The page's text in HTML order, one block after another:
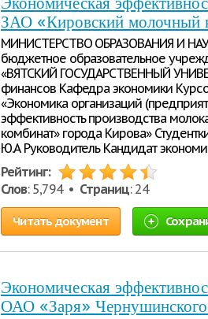
ЗАО «Кировский молочный
МИНИСТЕРСТВО ОБРАЗОВАНИЯ И
бюджетное образовательное
«ВЯТСКИЙ ГОСУДАРСТВЕННЫЙ
финансов Кафедра экономики
«Экономика организаций
эффективность производства
комбинат» города Кирова»
Ю.А Руководитель Кандидат
Рейтинг:
Слов: 5,794 • Страниц: 24
Читать документ
Экономическая
ОАО «Заря» Чернушинского